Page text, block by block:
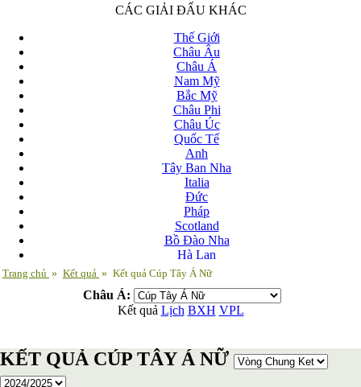
CÁC GIẢI ĐẤU KHÁC
Thế Giới
Châu Âu
Châu Á
Nam Mỹ
Bắc Mỹ
Châu Phi
Châu Úc
Quốc Tế
Anh
Tây Ban Nha
Italia
Đức
Pháp
Scotland
Bồ Đào Nha
Hà Lan
Nga
Albania
Andorra
Armenia
Belarus
Bosnia-Herzgovina
Trang chủ » Kết quả » Kết quả Cúp Tây Á Nữ
Châu Á:
Kết quả Lịch BXH VPL
KẾT QUẢ CÚP TÂY Á NỮ